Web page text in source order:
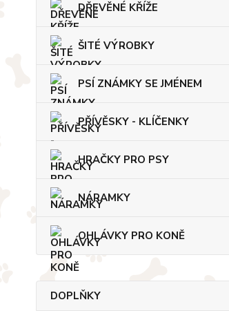
DŘEVĚNÉ KŘÍŽE
ŠITÉ VÝROBKY
PSÍ ZNÁMKY SE JMÉNEM
PŘÍVĚSKY - KLÍČENKY
HRAČKY PRO PSY
NÁRAMKY
OHLÁVKY PRO KONĚ
DOPLŇKY